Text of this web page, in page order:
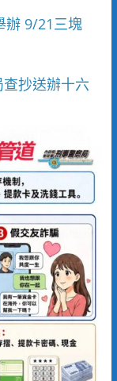
辦 9/21三塊
抄送辦十六